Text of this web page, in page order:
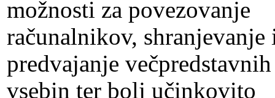
možnosti za povezovanje
računalnikov, shranjevanje
predvajanje večpredstavnih
vsebin ter bolj učinkovito